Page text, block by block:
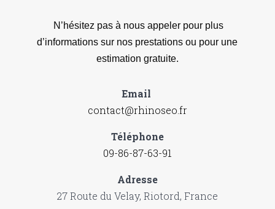
N’hésitez pas à nous appeler pour plus
d’informations sur nos prestations ou pour une
estimation gratuite.
Email
contact@rhinoseo.fr
Téléphone
09-86-87-63-91
Adresse
27 Route du Velay, Riotord, France